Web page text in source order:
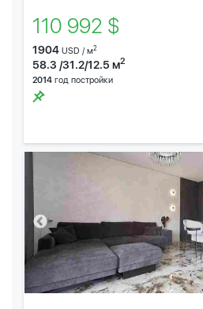
110 992 $
1904 USD / м2
58.3 /31.2/12.5 м2
2014 год постройки